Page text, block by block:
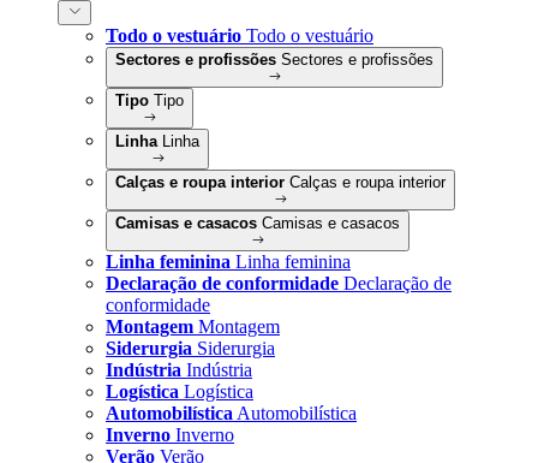
Todo o vestuário Todo o vestuário
Sectores e profissões Sectores e profissões
Tipo Tipo
Linha Linha
Calças e roupa interior Calças e roupa interior
Camisas e casacos Camisas e casacos
Linha feminina Linha feminina
Declaração de conformidade Declaração de
conformidade
Montagem Montagem
Siderurgia Siderurgia
Indústria Indústria
Logística Logística
Automobilística Automobilística
Inverno Inverno
Verão Verão